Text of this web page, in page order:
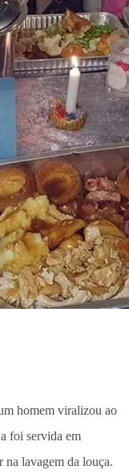
homem viralizou ao
foi servida em
na lavagem da louça.